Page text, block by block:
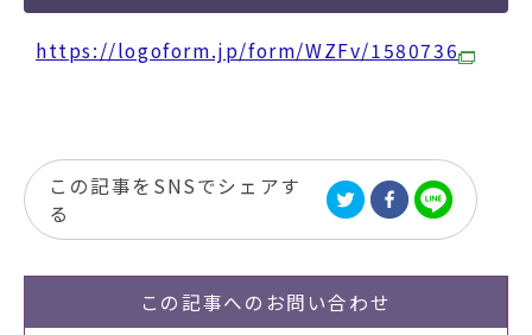
https://logoform.jp/form/WZFv/1580736
この記事をSNSでシェアす
る
この記事への お問い合わせ